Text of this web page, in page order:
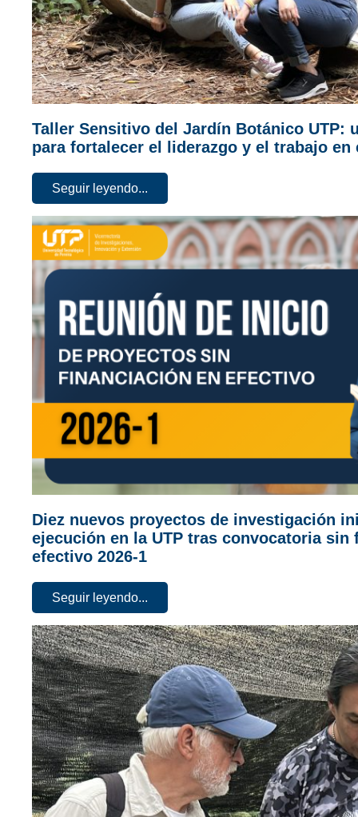
Taller Sensitivo del Jardín Botánico UTP:
para fortalecer el liderazgo y el trabajo en
Seguir leyendo...
Diez nuevos proyectos de investigación
ejecución en la UTP tras convocatoria sin
efectivo 2026-1
Seguir leyendo...